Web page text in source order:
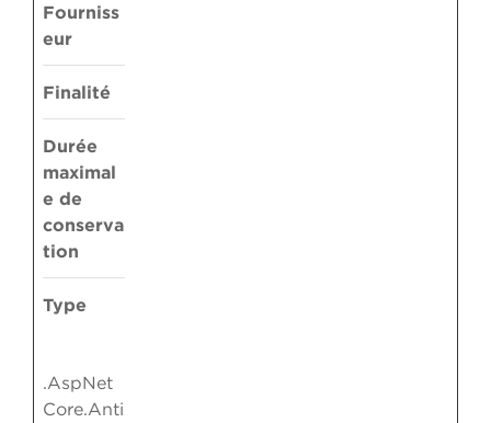
Fourniss
eur
Finalité
Durée
maximal
e de
conserva
tion
Type
.AspNet
Core.Anti